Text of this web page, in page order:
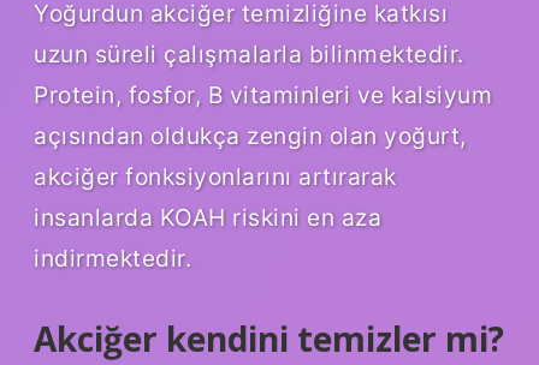
Yoğurdun akciğer temizliğine katkısı
uzun süreli çalışmalarla bilinmektedir.
Protein, fosfor, B vitaminleri ve kalsiyum
açısından oldukça zengin olan yoğurt,
akciğer fonksiyonlarını artırarak
insanlarda KOAH riskini en aza
indirmektedir.
Akciğer kendini temizler mi?